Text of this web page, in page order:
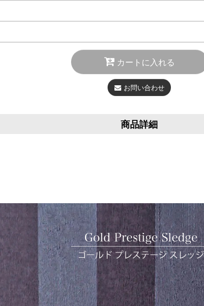
カートに入れる
お問い合わせ
商品詳細